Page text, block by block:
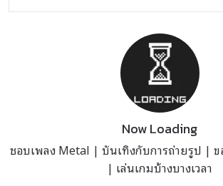
Now Loading
ชอบเพลง Metal | บันเทิงกับการถ่ายรูป | ข
| เล่นเกมบ้างบางเวลา